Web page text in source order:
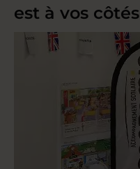
est à vos côtés